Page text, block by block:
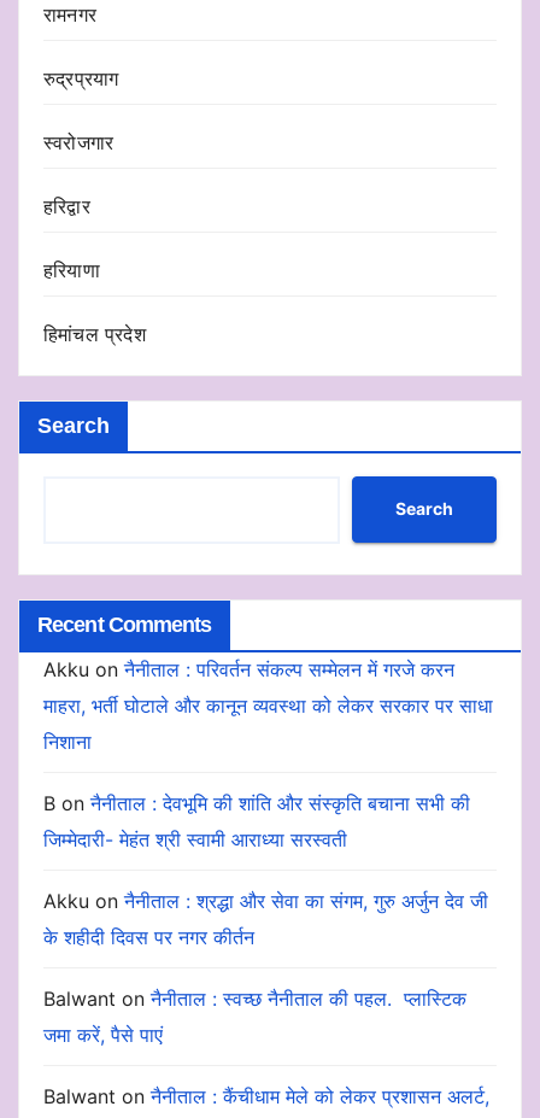
रामनगर
रुद्रप्रयाग
स्वरोजगार
हरिद्वार
हरियाणा
हिमांचल प्रदेश
Search
Search
Recent Comments
Akku onनैनीताल : परिवर्तन संकल्प सम्मेलन में गरजे करन
माहरा, भर्ती घोटाले और कानून व्यवस्था को लेकर सरकार पर साधा
निशाना
B onनैनीताल : देवभूमि की शांति और संस्कृति बचाना सभी की
जिम्मेदारी- मेहंत श्री स्वामी आराध्या सरस्वती
Akku onनैनीताल : श्रद्धा और सेवा का संगम, गुरु अर्जुन देव जी
के शहीदी दिवस पर नगर कीर्तन
Balwant onनैनीताल : स्वच्छ नैनीताल की पहल. प्लास्टिक
जमा करें, पैसे पाएं
Balwant onनैनीताल : कैंचीधाम मेले को लेकर प्रशासन अलर्ट,